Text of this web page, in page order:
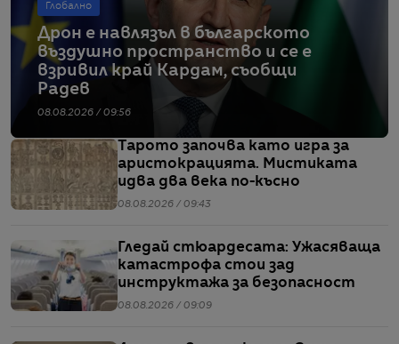
Глобално
Дрон е навлязъл в българското
въздушно пространство и се е
взривил край Кардам, съобщи
Радев
08.08.2026 / 09:56
Тарото започва като игра за
аристокрацията. Мистиката
идва два века по-късно
08.08.2026 / 09:43
Гледай стюардесата: Ужасяваща
катастрофа стои зад
инструктажа за безопасност
08.08.2026 / 09:09